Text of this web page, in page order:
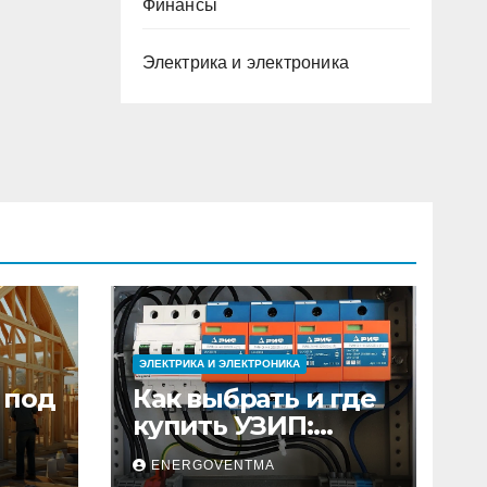
Финансы
Электрика и электроника
под
ЭЛЕКТРИКА И ЭЛЕКТРОНИКА
Как выбрать и где
купить УЗИП:
особенности
устройств защиты
ENERGOVENTMA